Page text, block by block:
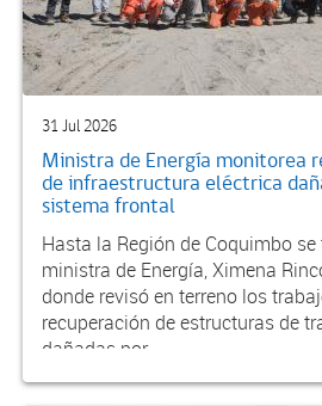
31 Jul 2026
Ministra de Energía monitorea
de infraestructura eléctrica
sistema frontal
Hasta la Región de Coquimbo
ministra de Energía, Ximena
donde revisó en terreno los
recuperación de estructuras de
dañadas por...